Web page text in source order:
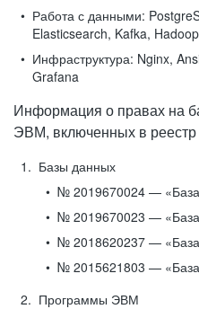
Работа с данными:
Elasticsearch, Kafka,
Инфраструктура: Nginx,
Grafana
Информация о правах на
ЭВМ, включенных в реестр
Базы данных
№ 2019670024 —
№ 2019670023 — «База
№ 2018620237 — «База
№ 2015621803 —
Программы ЭВМ